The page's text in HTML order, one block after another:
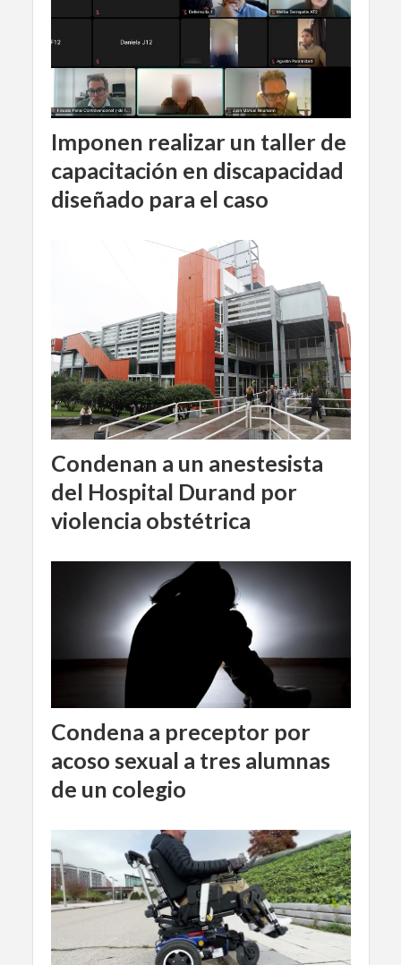
Imponen realizar un taller de
capacitación en discapacidad
diseñado para el caso
Condenan a un anestesista
del Hospital Durand por
violencia obstétrica
Condena a preceptor por
acoso sexual a tres alumnas
de un colegio